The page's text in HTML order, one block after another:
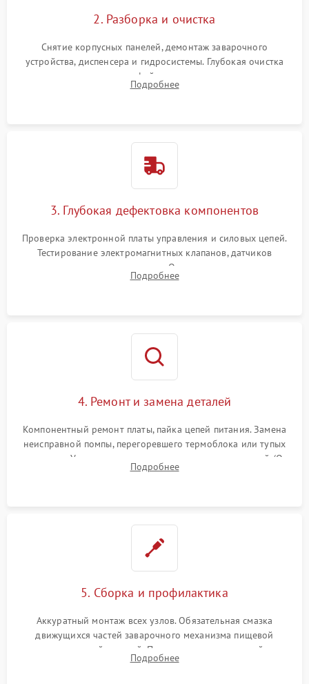
2. Разборка и очистка
Снятие корпусных панелей, демонтаж заварочного
устройства, диспенсера и гидросистемы. Глубокая очистка
внутренних узлов от кофейных масел, жмыха и накипи.
Промывка дренажных каналов и фильтров с использованием
Подробнее
3. Глубокая дефектовка компонентов
Проверка электронной платы управления и силовых цепей.
Тестирование электромагнитных клапанов, датчиков
температуры и расходомера. Оценка степени износа
жерновов кофемолки, уплотнительных колец гидросистемы
Подробнее
4. Ремонт и замена деталей
Компонентный ремонт платы, пайка цепей питания. Замена
неисправной помпы, перегоревшего термоблока или тупых
жерновов. Установка новых силиконовых уплотнителей (O-
ring) и тефлоновых трубок для надежного устранения
Подробнее
5. Сборка и профилактика
Аккуратный монтаж всех узлов. Обязательная смазка
движущихся частей заварочного механизма пищевой
силиконовой смазкой. Проведение программной
декальцинации и очистки системы от кофейных масел.
Подробнее